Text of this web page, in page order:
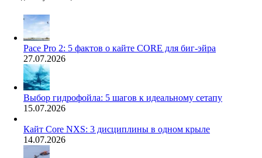
Pace Pro 2: 5 фактов о кайте CORE для биг-эйра
27.07.2026
Выбор гидрофойла: 5 шагов к идеальному сетапу
15.07.2026
Кайт Core NXS: 3 дисциплины в одном крыле
14.07.2026